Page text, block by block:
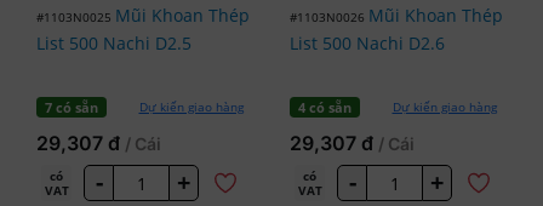
#1103N0025 Mũi Khoan Thép
List 500 Nachi D2.5
7 có sẵn Dự kiến giao hàng
29,307 đ / Cái
có
VAT
- +
#1103N0026 Mũi Khoan Thép
List 500 Nachi D2.6
4 có sẵn Dự kiến giao hàng
29,307 đ / Cái
có
VAT
- +